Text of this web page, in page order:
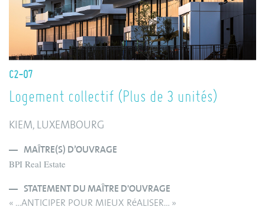
C2-07
Logement collectif (Plus de 3 unités)
KIEM, LUXEMBOURG
MAÎTRE(S) D’OUVRAGE
BPI Real Estate
STATEMENT DU MAÎTRE D'OUVRAGE
« …ANTICIPER POUR MIEUX RéALISER… »